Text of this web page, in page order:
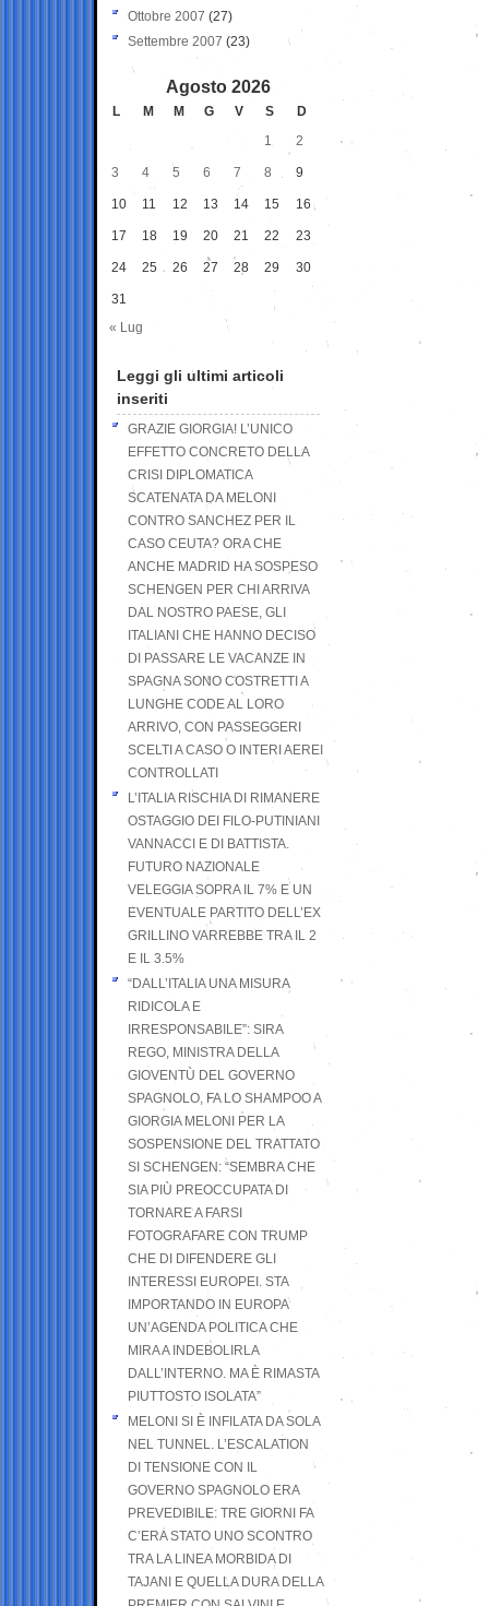
Ottobre 2007 (27)
Settembre 2007 (23)
Agosto 2026
L M M G V S
D
1
2
3 4 5 6 7 8 9
10 11 12 13 14 15 16
17 18 19 20 21 22 23
24 25 26 27 28 29 30
31
« Lug
Leggi gli ultimi articoli
inseriti
GRAZIE GIORGIA! L’UNICO
EFFETTO CONCRETO DELLA
CRISI DIPLOMATICA
SCATENATA DA MELONI
CONTRO SANCHEZ PER IL
CASO CEUTA? ORA CHE
ANCHE MADRID HA SOSPESO
SCHENGEN PER CHI ARRIVA
DAL NOSTRO PAESE, GLI
ITALIANI CHE HANNO DECISO
DI PASSARE LE VACANZE IN
SPAGNA SONO COSTRETTI A
LUNGHE CODE AL LORO
ARRIVO, CON PASSEGGERI
SCELTI A CASO O INTERI AEREI
CONTROLLATI
L’ITALIA RISCHIA DI RIMANERE
OSTAGGIO DEI FILO-PUTINIANI
VANNACCI E DI BATTISTA.
FUTURO NAZIONALE
VELEGGIA SOPRA IL 7% E UN
EVENTUALE PARTITO DELL’EX
GRILLINO VARREBBE TRA IL 2
E IL 3.5%
“DALL’ITALIA UNA MISURA
RIDICOLA E
IRRESPONSABILE”: SIRA
REGO, MINISTRA DELLA
GIOVENTÙ DEL GOVERNO
SPAGNOLO, FA LO SHAMPOO A
GIORGIA MELONI PER LA
SOSPENSIONE DEL TRATTATO
SI SCHENGEN: “SEMBRA CHE
SIA PIÙ PREOCCUPATA DI
TORNARE A FARSI
FOTOGRAFARE CON TRUMP
CHE DI DIFENDERE GLI
INTERESSI EUROPEI. STA
IMPORTANDO IN EUROPA
UN’AGENDA POLITICA CHE
MIRA A INDEBOLIRLA
DALL’INTERNO. MA È RIMASTA
PIUTTOSTO ISOLATA”
MELONI SI È INFILATA DA SOLA
NEL TUNNEL. L’ESCALATION
DI TENSIONE CON IL
GOVERNO SPAGNOLO ERA
PREVEDIBILE: TRE GIORNI FA
C’ERA STATO UNO SCONTRO
TRA LA LINEA MORBIDA DI
TAJANI E QUELLA DURA DELLA